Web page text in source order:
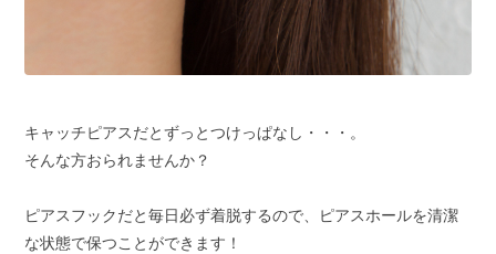
キャッチピアスだとずっとつけっぱなし・・・。
そんな方おられませんか？
ピアスフックだと毎日必ず着脱するので、ピアスホールを清潔
な状態で保つことができます！